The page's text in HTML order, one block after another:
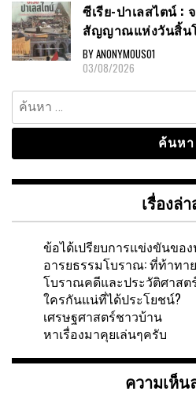
ซีเรีย-ปาเลสไตน์ :
สัญญาณแห่งวันสิ้น
BY ANONYMOUS01
03/08/2026
ค้นหา
สำหรับ:
เรื่องล่
ข้อได้เปรียบการแข่งขันของ
อารยธรรมโบราณ: ที่ท้าทา
โบราณคดีและประวัติศาสต
ใครกันแน่ที่ได้ประโยชน์?
เศรษฐศาสตร์ชาวบ้าน
หาเรื่องมาคุยเล่นๆครับ
ความเห็น